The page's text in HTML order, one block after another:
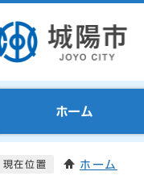
ホーム
現在位置 ホーム